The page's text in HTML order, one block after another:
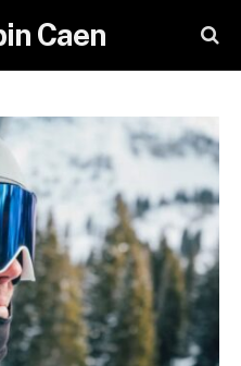
Caen